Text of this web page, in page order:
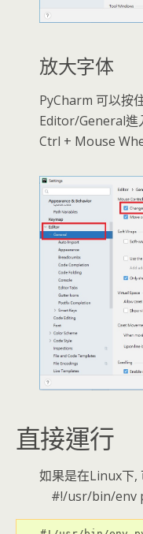
放大字体
PyCharm 可以按
Editor/General進
Ctrl + Mouse
直接運行
如果是在Linux下,
#!/usr/bin/env